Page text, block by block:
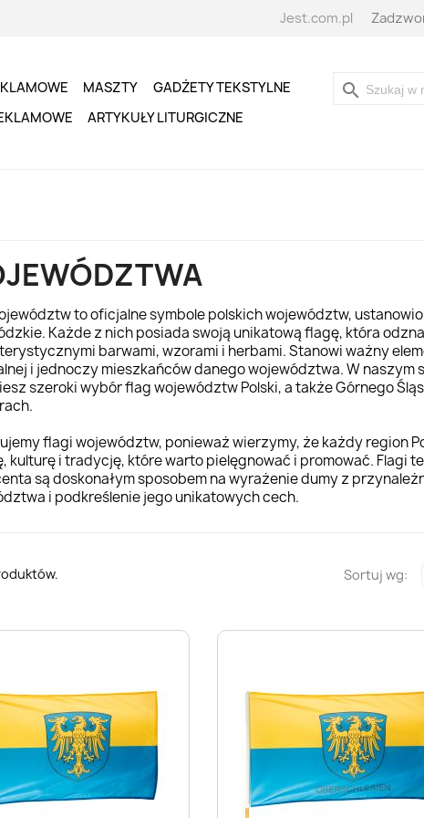
Jest.com.pl
MASZTY
GADŻETY TEKSTYLNE
ARTYKUŁY LITURGICZNE
search
to oficjalne symbole polskich województw,
Każde z nich posiada swoją unikatową flagę, która
barwami, wzorami i herbami. Stanowi ważny
i jednoczy mieszkańców danego województwa. W naszym
szeroki wybór flag województw Polski, a także Górnego
flagi województw, ponieważ wierzymy, że każdy region
kulturę i tradycję, które warto pielęgnować i promować. Flagi
są doskonałym sposobem na wyrażenie dumy z
i podkreślenie jego unikatowych cech.
Sortuj wg: